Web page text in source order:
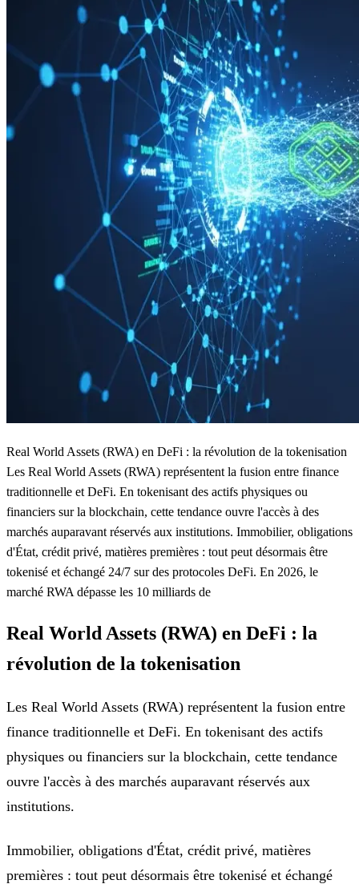
Real World Assets (RWA) en DeFi : la révolution de la tokenisation
Les Real World Assets (RWA) représentent la fusion entre finance
traditionnelle et DeFi. En tokenisant des actifs physiques ou
financiers sur la blockchain, cette tendance ouvre l'accès à des
marchés auparavant réservés aux institutions. Immobilier, obligations
d'État, crédit privé, matières premières : tout peut désormais être
tokenisé et échangé 24/7 sur des protocoles DeFi. En 2026, le
marché RWA dépasse les 10 milliards de
Real World Assets (RWA) en DeFi : la
révolution de la tokenisation
Les Real World Assets (RWA) représentent la fusion entre
finance traditionnelle et DeFi. En tokenisant des actifs
physiques ou financiers sur la blockchain, cette tendance
ouvre l'accès à des marchés auparavant réservés aux
institutions.
Immobilier, obligations d'État, crédit privé, matières
premières : tout peut désormais être tokenisé et échangé